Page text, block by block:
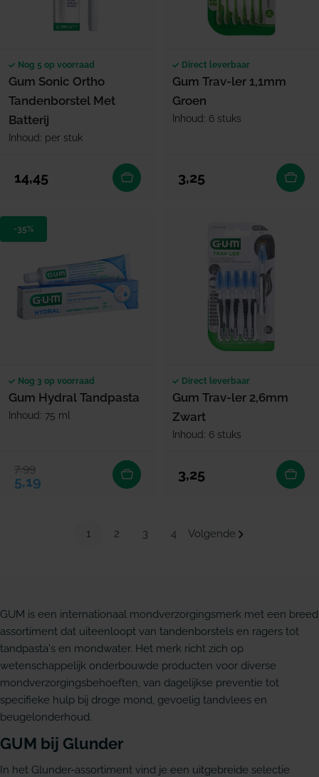
Nog 5 op voorraad
Gum Sonic Ortho
Tandenborstel Met
Batterij
Inhoud: per stuk
Normale prijs
14,45
Direct leverbaar
Gum Trav-ler 1,1mm
Groen
Inhoud: 6 stuks
Normale prijs
3,25
-35%
Nog 3 op voorraad
Gum Hydral Tandpasta
Inhoud: 75 ml
Verkoopprijs
5,19
Normale prijs
7,99
Direct leverbaar
Gum Trav-ler 2,6mm
Zwart
Inhoud: 6 stuks
Normale prijs
3,25
1 2 3 4 Volgende
GUM is een internationaal mondverzorgingsmerk met een breed
assortiment dat uiteenloopt van tandenborstels en ragers tot
tandpasta's en mondwater. Het merk richt zich op
wetenschappelijk onderbouwde producten voor diverse
mondverzorgingsbehoeften, van dagelijkse preventie tot
specifieke hulp bij droge mond, gevoelig tandvlees en
beugelonderhoud.
GUM bij Glunder
In het Glunder-assortiment vind je een uitgebreide selectie